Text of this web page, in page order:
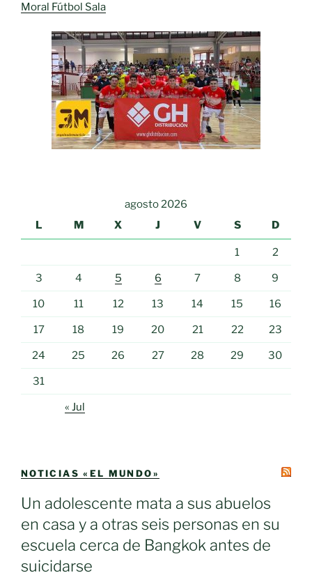
Moral Fútbol Sala
agosto 2026
L
M X J V S D
1 2
3 4 5 6 7 8 9
10 11 12 13 14 15 16
17 18 19 20 21 22 23
24 25 26 27 28 29 30
31
« Jul
NOTICIAS «EL MUNDO»
Un adolescente mata a sus abuelos
en casa y a otras seis personas en su
escuela cerca de Bangkok antes de
suicidarse